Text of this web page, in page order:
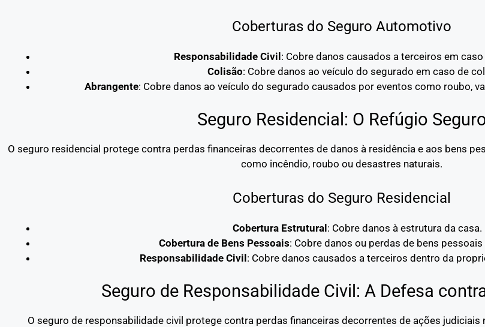
Coberturas do Seguro Automotivo
Responsabilidade Civil: Cobre danos causados a terceiros em
Colisão: Cobre danos ao veículo do segurado em caso de
Abrangente: Cobre danos ao veículo do segurado causados por eventos como roubo,
Seguro Residencial: O Refúgio
O seguro residencial protege contra perdas financeiras decorrentes de danos à residência e aos bens
como incêndio, roubo ou desastres naturais.
Coberturas do Seguro Residencial
Cobertura Estrutural: Cobre danos à estrutura da casa.
Cobertura de Bens Pessoais: Cobre danos ou perdas de bens
Responsabilidade Civil: Cobre danos causados a terceiros dentro da
Seguro de Responsabilidade Civil: A Defesa
O seguro de responsabilidade civil protege contra perdas financeiras decorrentes de ações